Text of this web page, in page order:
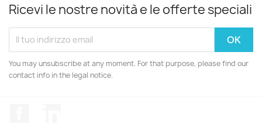
Ricevi le nostre novità e le offerte speciali
You may unsubscribe at any moment. For that purpose, please find our
contact info in the legal notice.